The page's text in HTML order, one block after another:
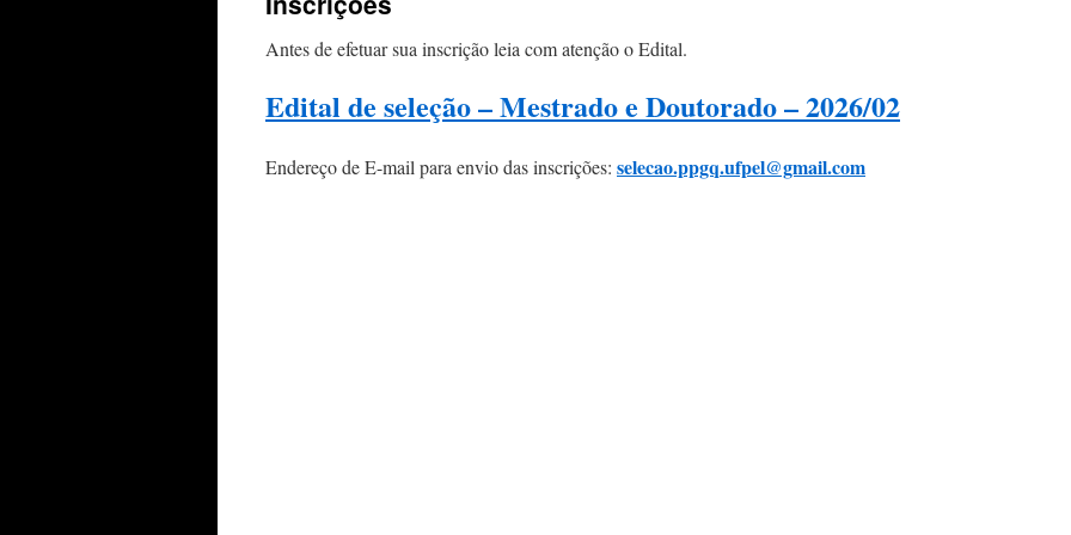
Antes de efetuar sua inscrição leia com atenção o Edital.
Edital de seleção – Mestrado e Doutorado – 2026/02
Endereço de E-mail para envio das inscrições: selecao.ppgq.ufpel@gmail.com